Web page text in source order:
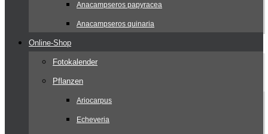
Anacampseros papyracea
Anacampseros quinaria
Online-Shop
Fotokalender
Pflanzen
Ariocarpus
Echeveria